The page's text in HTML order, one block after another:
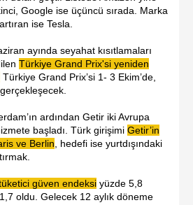
Google ise üçüncü sırada. Marka
ise Tesla.
ayında seyahat kısıtlamaları
Türkiye Grand Prix'si yeniden
Türkiye Grand Prix’si 1- 3 Ekim’de,
ardından Getir iki Avrupa
başladı. Türk girişimi Getir’in
ve Berlin , hedefi ise yurtdışındaki
güven endeksi yüzde 5,8
oldu. Gelecek 12 aylık döneme